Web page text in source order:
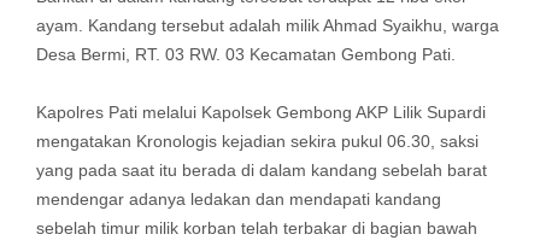
ayam. Kandang tersebut adalah milik Ahmad Syaikhu, warga
Desa Bermi, RT. 03 RW. 03 Kecamatan Gembong Pati.
Kapolres Pati melalui Kapolsek Gembong AKP Lilik Supardi
mengatakan Kronologis kejadian sekira pukul 06.30, saksi
yang pada saat itu berada di dalam kandang sebelah barat
mendengar adanya ledakan dan mendapati kandang
sebelah timur milik korban telah terbakar di bagian bawah